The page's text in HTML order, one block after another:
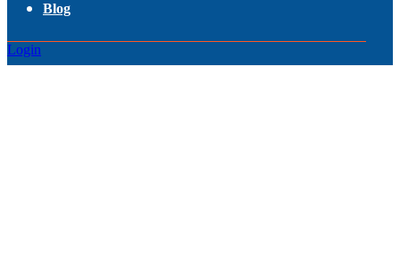
Blog
Login